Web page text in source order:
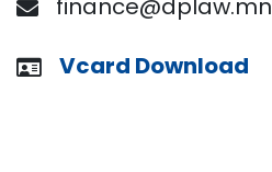
finance@dplaw.mn
Vcard Download